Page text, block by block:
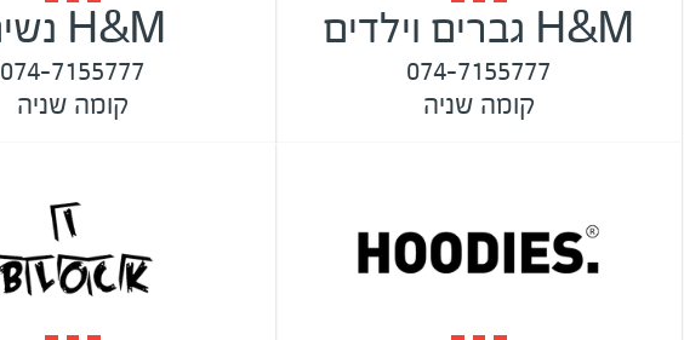
H&M גברים וילדים
074-7155777
קומה שניה
H&M נשים
074-7155777
קומה שניה